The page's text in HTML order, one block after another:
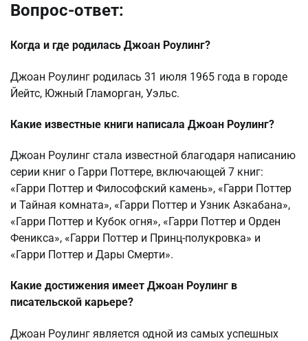
Вопрос-ответ:
Когда и где родилась Джоан Роулинг?
Джоан Роулинг родилась 31 июля 1965 года в городе
Йейтс, Южный Гламорган, Уэльс.
Какие известные книги написала Джоан Роулинг?
Джоан Роулинг стала известной благодаря написанию
серии книг о Гарри Поттере, включающей 7 книг:
«Гарри Поттер и Философский камень», «Гарри Поттер
и Тайная комната», «Гарри Поттер и Узник Азкабана»,
«Гарри Поттер и Кубок огня», «Гарри Поттер и Орден
Феникса», «Гарри Поттер и Принц-полукровка» и
«Гарри Поттер и Дары Смерти».
Какие достижения имеет Джоан Роулинг в
писательской карьере?
Джоан Роулинг является одной из самых успешных